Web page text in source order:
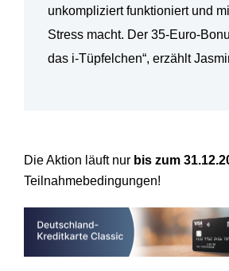
unkompliziert funktioniert und
Stress macht. Der 35-Euro-
das i-Tüpfelchen“, erzählt
Die Aktion l äuft nur bis zum
Teilnahmebedingungen!